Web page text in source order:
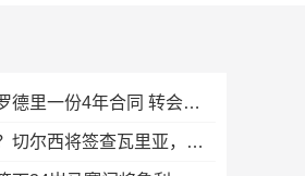
每体：巴萨愿给罗德里一份4年合同 转会费报价高于皇马的4000万欧
几层大巴能坐下？切尔西将签查瓦里亚，阵容超40人＆新赛季无欧战